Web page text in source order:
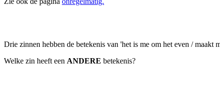
Drie zinnen hebben de betekenis van 'het is me om het even / maakt
Welke zin heeft een ANDERE betekenis?